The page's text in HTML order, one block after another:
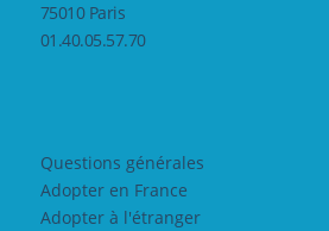
75010 Paris
01.40.05.57.70
Questions générales
Adopter en France
Adopter à l'étranger